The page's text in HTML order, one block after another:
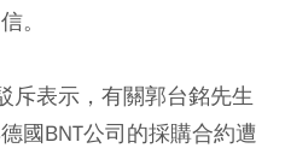
。
斥表示，有關郭台銘先生
國BNT公司的採購合約遭